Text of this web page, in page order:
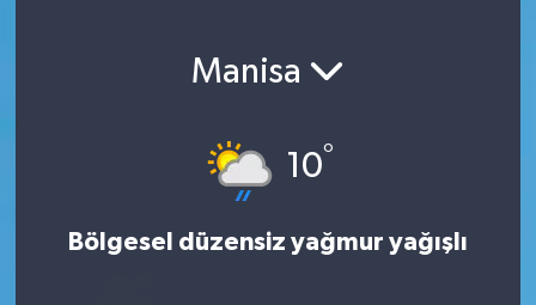
Manisa
10°
Bölgesel düzensiz yağmur yağışlı